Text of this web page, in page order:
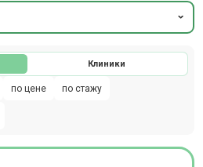
Клиники
по цене по стажу